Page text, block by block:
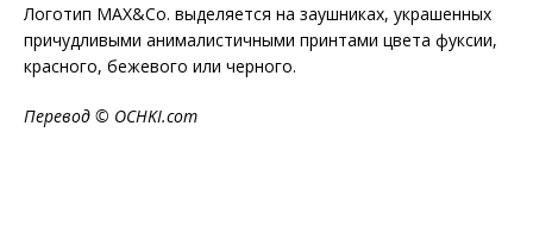
Логотип MAX&Co. выделяется на заушниках, украшенных
причудливыми анималистичными принтами цвета фуксии,
красного, бежевого или черного.
Перевод © OCHKI.com